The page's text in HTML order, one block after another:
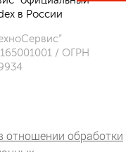
в России
/ ОГРН
отношении обработки